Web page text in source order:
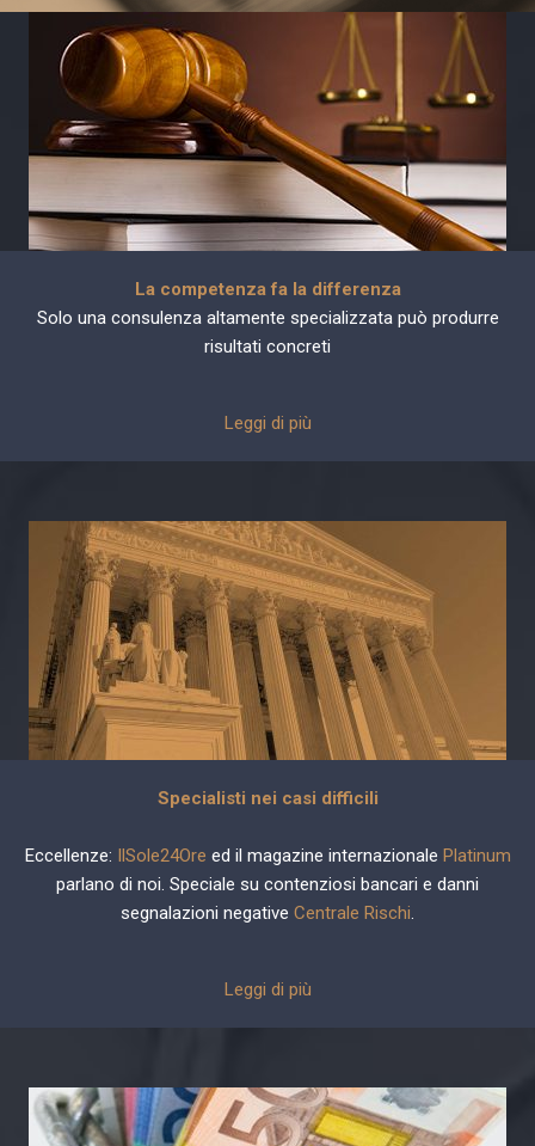
La competenza fa la differenza
Solo una consulenza altamente specializzata può produrre
risultati concreti
Leggi di più
Specialisti nei casi difficili
Eccellenze: IlSole24Ore ed il magazine internazionale Platinum
parlano di noi. Speciale su contenziosi bancari e danni
segnalazioni negative Centrale Rischi.
Leggi di più